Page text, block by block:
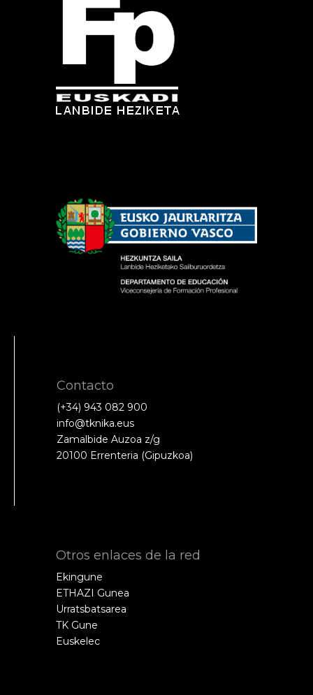
Contacto
(+34) 943 082 900
info@tknika.eus
Zamalbide Auzoa z/g
20100 Errenteria (Gipuzkoa)
Otros enlaces de la red
Ekingune
ETHAZI Gunea
Urratsbatsarea
TK Gune
Euskelec